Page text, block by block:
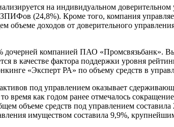
на индивидуальном доверительном
(24,8%). Кроме того, компания
объеме доходов от доверительного
компанией ПАО «Промсвязьбанк».
в качестве фактора поддержки уровня
«Эксперт РА» по объему средств в
под управлением оказывает
время как годом ранее отмечалось
объеме средств под управлением
имуществом составила 9,9%,